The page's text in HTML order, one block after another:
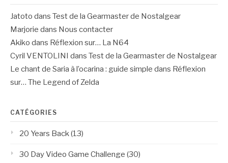
Jatoto dans Test de la Gearmaster de Nostalgear
Marjorie dans Nous contacter
Akiko dans Réflexion sur… La N64
Cyril VENTOLINI dans Test de la Gearmaster de Nostalgear
Le chant de Saria à l’ocarina : guide simple dans Réflexion
sur… The Legend of Zelda
CATÉGORIES
20 Years Back(13)
30 Day Video Game Challenge (30)